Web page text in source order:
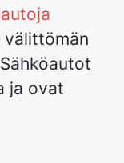
ja ovat